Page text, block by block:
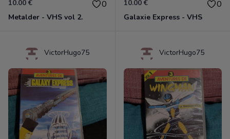
10.00 € 0
Metalder - VHS vol 2.
10.00 € 0
Galaxie Express - VHS
VictorHugo75 VictorHugo75